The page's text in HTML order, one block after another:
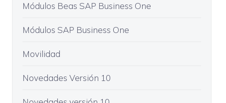
Módulos Beas SAP Business One
Módulos SAP Business One
Movilidad
Novedades Versión 10